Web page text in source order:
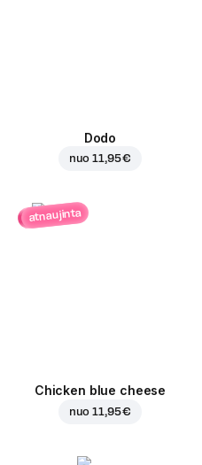
Dodo
nuo11,95 €
atnaujinta
Chicken blue cheese
nuo11,95 €